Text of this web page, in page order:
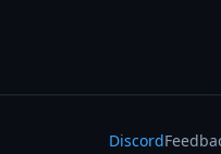
Discord